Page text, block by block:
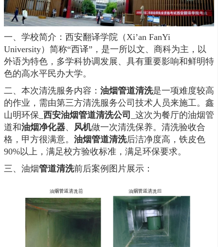
一、学校简介：西安翻译学院（Xi’an FanYi
University）简称“西译”，是一所以文、商科为主，以
外语为特色，多学科协调发展、具有重要影响和鲜明特
色的高水平民办大学。
二、本次清洗服务内容： 油烟管道清洗是一项难度较高
的作业，需由第三方清洗服务公司技术人员来施工。 鑫
山明环保 西安油烟管道清洗公司
_这次为餐厅的油烟管
道和油烟净化器、 风机做一次清洗保养。清洗验收合
格，甲方很满意。 油烟管道清洗后洁净度高，铁皮色
90%以上，满足校方验收标准，满足环保要求。
三、油烟管道清洗前后案例图片展示：